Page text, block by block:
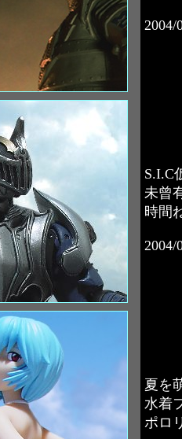
2004/
S.I.C
未曾
時間
2004/
夏を
水着
ポロ